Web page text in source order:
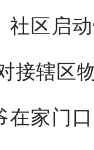
社区启
接辖区
在家门